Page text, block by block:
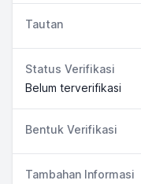
Tautan
Status Verifikasi
Belum terverifikasi
Bentuk Verifikasi
Tambahan Informasi